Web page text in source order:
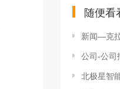
随便看
新闻—克
公司-公司报道
北极星智